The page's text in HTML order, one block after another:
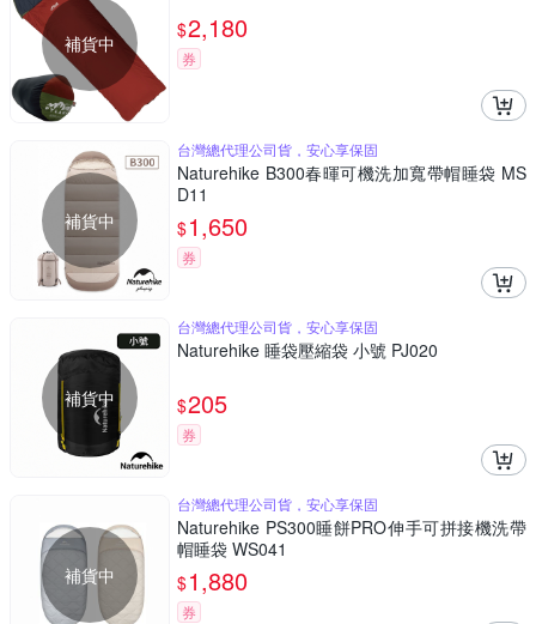
補貨中
$2,180
券
補貨中
台灣總代理公司貨，安心享保固
Naturehike B300春暉可機洗加寬帶帽睡袋 MS
D11
$1,650
券
補貨中
台灣總代理公司貨，安心享保固
Naturehike 睡袋壓縮袋 小號 PJ020
$205
券
補貨中
台灣總代理公司貨，安心享保固
Naturehike PS300睡餅PRO伸手可拼接機洗帶
帽睡袋 WS041
$1,880
券